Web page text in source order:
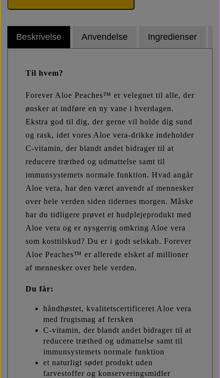
Beskrivelse Anvendelse Ingredienser
Til hvem?
Forever Aloe Peaches™ er velegnet til alle, der
ønsker at indføre en ny vane i hverdagen.
Ekstra god til dig, der gerne vil holde dig sund
og rask, idet vores Aloe vera-drikke indeholder
C-vitamin, der blandt andet bidrager til at
reducere træthed og udmattelse samt til
immunsystemets normale funktion. Hvad angår
Aloe vera, har den været anvendt af mennesker
over hele verden siden tidernes morgen. Måske
har du tidligere prøvet et hudplejeprodukt med
Aloe vera og er nysgerrig omkring Aloe vera
som kosttilskud? Du er i godt selskab. Forever
Aloe Peaches™ er allerede elsket af millioner
af mennesker over hele verden.
Du får:
håndhøstet, kvalitetscertificeret Aloe vera
med frugtsmag af fersken
C-vitamin, der blandt andet bidrager til at
reducere træthed og udmattelse samt til
immunsystemets normale funktion
et naturligt sødet produkt uden
farvestoffer og konserveringsmidler